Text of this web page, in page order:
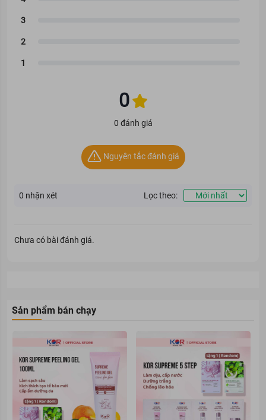
0
0 đánh giá
Nguyên tắc đánh giá
0 nhận xét Lọc theo:
Chưa có bài đánh giá.
Sản phẩm bán chạy